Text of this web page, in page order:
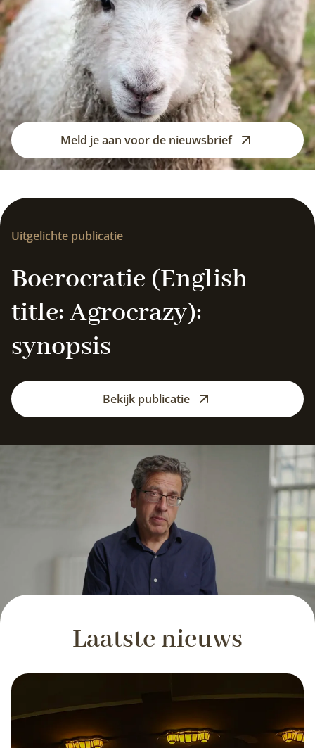
Meld je aan voor de nieuwsbrief
Uitgelichte publicatie
Boerocratie (English
title: Agrocrazy):
synopsis
Bekijk publicatie
Laatste nieuws